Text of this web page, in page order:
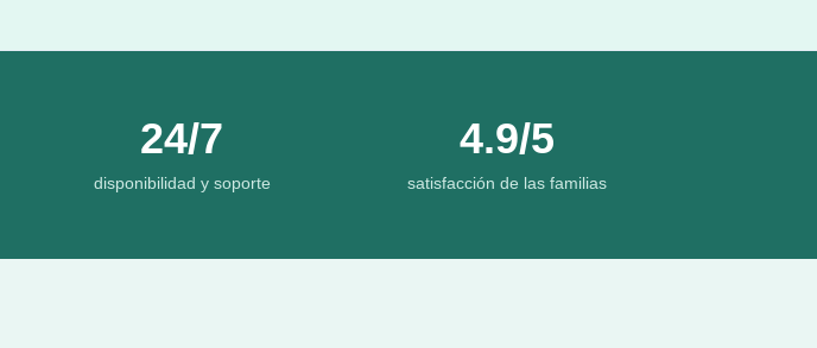
24/7
disponibilidad y soporte
4.9/5
satisfacción de las familias